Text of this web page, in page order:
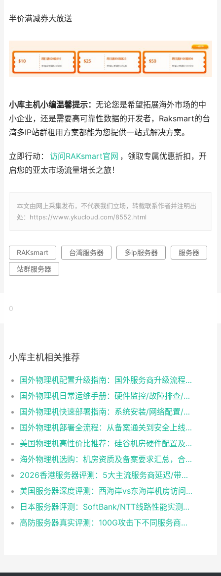
半价满减券大放送
小库主机小编温馨提示： 无论您是希望拓展海外市场的中
小企业，还是需要高可靠性数据的开发者，Raksmart的台
湾多IP站群租用方案都能为您提供一站式解决方案。
立即行动： 访问RAKsmart官网 ，领取专属优惠折扣，开
启您的亚太市场流量增长之旅！
本文由网上采集发布，不代表我们立场，转载联系作者并注明出
处：https://www.ykucloud.com/8552.html
RAKsmart 台湾服务器 多ip服务器
服务器
站群服务器
0
小库主机相关推荐
国外物理机配置升级指南：国外服务商升级流程/成本/业务中断风险对比
国外物理机日常运维手册：硬件监控/故障排查/性能优化技巧
国外物理机快速部署指南：系统安装/网络配置/安全防护一步到位
国外物理机部署全流程：从备案通关到安全上线终极指南
美国物理机高性价比推荐：硅谷机房硬件配置及带宽方案怎么选？
海外物理机选购：机房资质及备案要求汇总，合规与性能如何兼得？
2026香港服务器评测：5大主流服务商延迟/带宽/稳定性实测
美国服务器深度评测：西海岸vs东海岸机房访问速度对比，哪个更适合你？
日本服务器评测：SoftBank/NTT线路性能实测与选型建议
高防服务器真实评测：100G攻击下不同服务商防护效果对比